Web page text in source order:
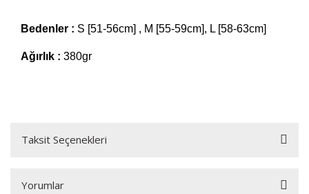
Bedenler : S [51-56cm] , M [55-59cm], L [58-63cm]
Ağırlık : 380gr
Taksit Seçenekleri
Yorumlar